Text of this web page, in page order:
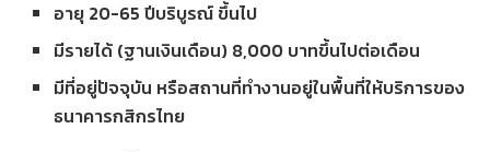
อายุ 20-65 ปีบริบูรณ์ ขึ้นไป
มีรายได้ (ฐานเงินเดือน) 8,000 บาทขึ้นไปต่อเดือน
มีที่อยู่ปัจจุบัน หรือสถานที่ทำงานอยู่ในพื้นที่ให้บริการของ
ธนาคารกสิกรไทย